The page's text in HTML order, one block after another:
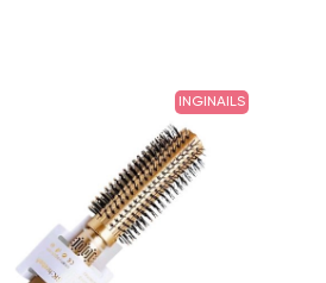
INGINAILS